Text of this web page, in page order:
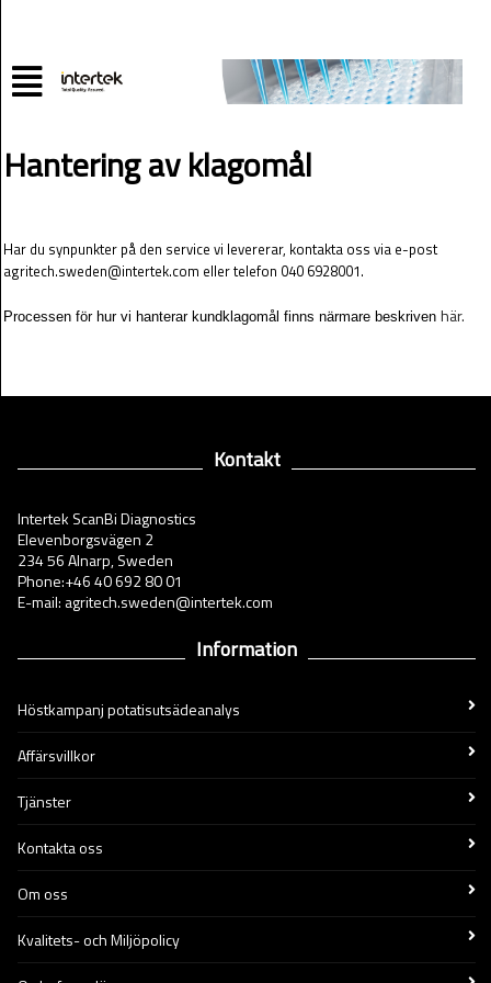
Hantering av klagomål
Har du synpunkter på den service vi levererar, kontakta oss via e-post
agritech.sweden@intertek.com eller telefon 040 6928001.
Processen för hur vi hanterar kundklagomål finns närmare beskriven här.
Kontakt
Intertek ScanBi Diagnostics
Elevenborgsvägen 2
234 56 Alnarp, Sweden
Phone:+46 40 692 80 01
E-mail: agritech.sweden@intertek.com
Information
Höstkampanj potatisutsädeanalys
Affärsvillkor
Tjänster
Kontakta oss
Om oss
Kvalitets- och Miljöpolicy